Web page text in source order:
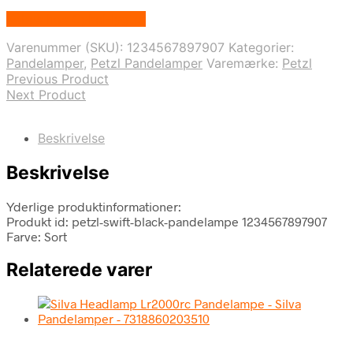
Varenummer (SKU): 1234567897907 Kategorier:
Pandelamper, Petzl Pandelamper Varemærke: Petzl
Previous Product
Next Product
Beskrivelse
Beskrivelse
Yderlige produktinformationer:
Produkt id: petzl-swift-black-pandelampe 1234567897907
Farve: Sort
Relaterede varer